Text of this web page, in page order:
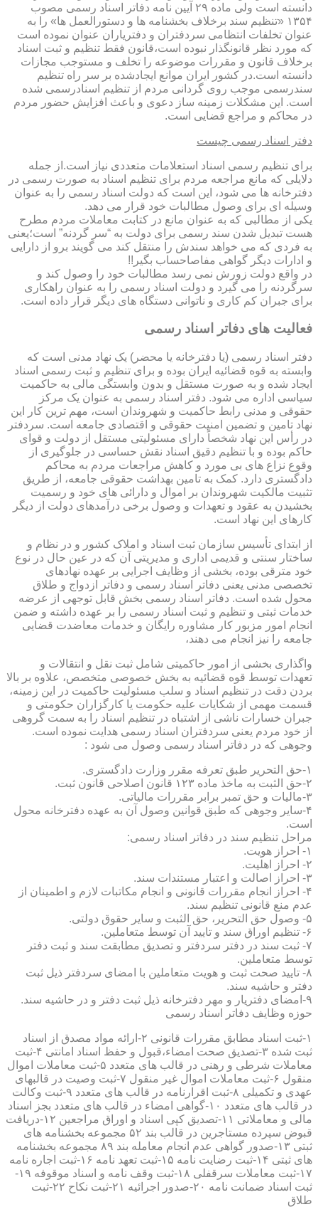
دانسته است ولی ماده ۲۹ آیین نامه دفاتر اسناد رسمی مصوب
۱۳۵۴ «تنظیم سند برخلاف بخشنامه ها و دستورالعمل ها» را به
عنوان تخلفات انتظامی سردفتران و دفتریاران عنوان نموده است
که مورد نظر قانونگذار نبوده است،قانون فقط تنظیم و ثبت اسناد
برخلاف قانون و مقررات موضوعه را تخلف و مستوجب مجازات
دانسته است.در کشور ایران موانع ایجادشده بر سر راه تنظیم
سندرسمی موجب روی گردانی مردم از تنظیم اسنادرسمی شده
است. این مشکلات زمینه ساز دعوی و باعث افزایش حضور مردم
در محاکم و مراجع قضایی است.
دفتر اسناد رسمی چیست
برای تنظیم رسمی اسناد استعلامات متعددی نیاز است.از جمله
دلایلی که مانع مراجعه مردم برای تنظیم اسناد به صورت رسمی در
دفترخانه ها می شود، این است که دولت اسناد رسمی را به عنوان
وسیله ای برای وصول مطالبات خود قرار می دهد.
یکی از مطالبی که به عنوان مانع در کتابت معاملات مردم مطرح
هست تبدیل شدن سند رسمی برای دولت به “سر گردنه” است؛یعنی
به فردی که می خواهد سندش را منتقل کند می گویند برو از دارایی
و ادارات دیگر گواهی مفاصاحساب بگیر!!
در واقع دولت زورش نمی رسد مطالبات خود را وصول کند و
سرگردنه را می گیرد و دولت اسناد رسمی را به عنوان راهکاری
برای جبران کم کاری و ناتوانی دستگاه های دیگر قرار داده است.
فعالیت های دفاتر اسناد رسمی
دفتر اسناد رسمی (یا دفترخانه یا محضر) یک نهاد مدنی است که
وابسته به قوه قضائیه ایران بوده و برای تنظیم و ثبت رسمی اسناد
ایجاد شده و به صورت مستقل و بدون وابستگی مالی به حاکمیت
سیاسی اداره می شود. دفتر اسناد رسمی به عنوان یک مرکز
حقوقی و مدنی رابط حاکمیت و شهروندان است، مهم ترین کار این
نهاد تامین و تضمین امنیت حقوقی و اقتصادی جامعه است. سردفتر
در رأس این نهاد شخصاً دارای مسئولیتی مستقل از دولت و قوای
حاکم بوده و با تنظیم دقیق اسناد نقش حساسی در جلوگیری از
وقوع نزاع های بی مورد و کاهش مراجعات مردم به محاکم
دادگستری دارد. کمک به تامین بهداشت حقوقی جامعه، از طریق
تثبیت مالکیت شهروندان بر اموال و دارائی های خود و رسمیت
بخشیدن به عقود و تعهدات و وصول برخی درآمدهای دولت از دیگر
کارهای این نهاد است.
از ابتدای تأسیس سازمان ثبت اسناد و املاک کشور و در نظام و
ساختار سنتی و قدیمی اداری و مدیریتی آن که در عین حال در نوع
خود مترقی بوده، بخشی از وظایف اجرایی بر عهده نهادهای
تخصصی مدنی یعنی دفاتر اسناد رسمی و دفاتر ازدواج و طلاق
محول شده است. دفاتر اسناد رسمی بخش قابل توجهی از عرضه
خدمات ثبتی و تنظیم و ثبت اسناد رسمی را بر عهده داشته و ضمن
انجام امور مزبور کار مشاوره رایگان و خدمات معاضدت قضایی
جامعه را نیز انجام می دهند،
واگذاری بخشی از امور حاکمیتی شامل ثبت نقل و انتقالات و
تعهدات توسط قوه قضائیه به بخش خصوصی متخصص، علاوه بر بالا
بردن دقت در تنظیم اسناد و سلب مسئولیت حاکمیت در این زمینه،
قسمت مهمی از شکایات علیه حکومت یا کارگزاران حکومتی و
جبران خسارات ناشی از اشتباه در تنظیم اسناد را به سمت گروهی
از خود مردم یعنی سردفتران اسناد رسمی هدایت نموده است.
وجوهی که در دفاتر اسناد رسمی وصول می شود :
۱-حق التحریر طبق تعرفه مقرر وزارت دادگستری.
۲-حق الثبت به ماخذ ماده ۱۲۳ قانون اصلاحی قانون ثبت.
۳-مالیات و حق تمبر برابر مقررات مالیاتی.
۴-سایر وجوهی که طبق قوانین وصول آن به عهده دفترخانه محول
است.
مراحل تنظیم سند در دفاتر اسناد رسمی:
۱- احراز هویت.
۲- احراز اهلیت.
۳- احراز اصالت و اعتبار مستندات سند.
۴- احراز انجام مقررات قانونی و انجام مکاتبات لازم و اطمینان از
عدم منع قانونی تنظیم سند.
۵- وصول حق التحریر، حق الثبت و سایر حقوق دولتی.
۶- تنظیم اوراق سند و تایید آن توسط متعاملین.
۷- ثبت سند در دفتر سردفتر و تصدیق مطابقت سند و ثبت دفتر
توسط متعاملین.
۸- تایید صحت ثبت و هویت متعاملین با امضای سردفتر ذیل ثبت
دفتر و حاشیه سند.
۹-امضای دفتریار و مهر دفترخانه ذیل ثبت دفتر و در حاشیه سند.
حوزه وظایف دفاتر اسناد رسمی
۱-ثبت اسناد مطابق مقررات قانونی ۲-ارائه مواد مصدق از اسناد
ثبت شده ۳-تصدیق صحت امضاء،قبول و حفظ اسناد امانتی ۴-ثبت
معاملات شرطی و رهنی در قالب های متعدد ۵-ثبت معاملات اموال
منقول ۶-ثبت معاملات اموال غیر منقول ۷-ثبت وصیت در قالبهای
عهدی و تکمیلی ۸-ثبت اقرارنامه در قالب های متعدد ۹-ثبت وکالت
در قالب های متعدد ۱۰-گواهی امضاء در قالب های متعدد بجز اسناد
مالی و معاملاتی ۱۱-تصدیق کپی اسناد و اوراق مراجعین ۱۲-دریافت
قبوض سپرده مستاجرین در قالب بند ۵۲ مجموعه بخشنامه های
ثبتی ۱۳-صدور گواهی عدم انجام معامله بند ۸۹ مجموعه بخشنامه
های ثبتی ۱۴-ثبت رضایت نامه ۱۵-ثبت تعهد نامه ۱۶-ثبت اجاره نامه
۱۷-ثبت معاملات سرقفلی ۱۸-ثبت وقف نامه و اسناد موقوفه ۱۹-
ثبت اسناد ضمانت نامه ۲۰-صدور اجرائیه ۲۱-ثبت نکاح ۲۲-ثبت
طلاق